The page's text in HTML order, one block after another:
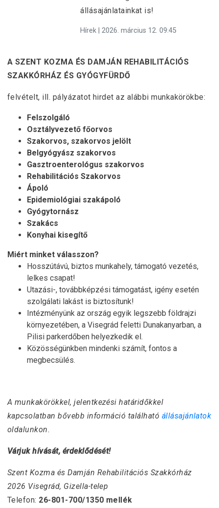
állásajánlatainkat is!
Hírek | 2026. március 12. 09:45
A SZENT KOZMA ÉS DAMJÁN REHABILITÁCIÓS
SZAKKÓRHÁZ ÉS GYÓGYFÜRDŐ
felvételt, ill. pályázatot hirdet az alábbi munkakörökbe:
Felszolgáló
Osztályvezető főorvos
Szakorvos, szakorvos jelölt
Belgyógyász szakorvos
Gasztroenterológus szakorvos
Rehabilitációs Szakorvos
Ápoló
Epidemiológiai szakápoló
Gyógytornász
Szakács
Konyhai kisegítő
Miért minket válasszon?
Hosszútávú, biztos munkahely, támogató vezetés,
lelkes csapat!
Utazási-, továbbképzési támogatást, igény esetén
szolgálati lakást is biztosítunk!
Intézményünk az ország egyik legszebb földrajzi
környezetében, a Visegrád feletti Dunakanyarban, a
Pilisi parkerdőben helyezkedik el.
Közösségünkben mindenki számít, fontos a
megbecsülés.
A munkakörökkel, jelentkezési határidőkkel
kapcsolatban bővebb információ található állásajánlatok
oldalunkon.
Várjuk hívását, érdeklődését!
Szent Kozma és Damján Rehabilitációs Szakkórház
2026 Visegrád, Gizella-telep
Telefon: 26-801-700/1350 mellék